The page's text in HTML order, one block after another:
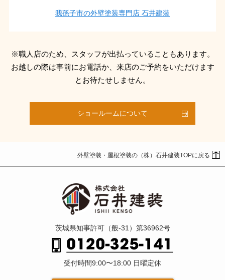
我孫子市の外壁塗装専門店 石井建装
※職人店のため、スタッフが出払っていることもあります。
お越しの際は事前にお電話か、来店のご予約をいただけます
とお待たせしません。
ショールームについて
外壁塗装・屋根塗装の（株）石井建装TOPに戻る
茨城県知事許可（般-31）第36962号
受付時間9:00〜18:00 日曜定休